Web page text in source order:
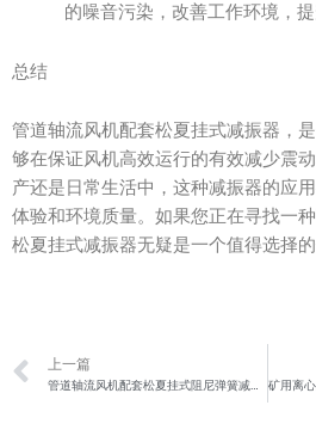
的噪音污染，改善工作环境，提
总结
管道轴流风机配套松夏挂式减振器，
够在保证风机高效运行的有效减少震
产还是日常生活中，这种减振器的应
体验和环境质量。如果您正在寻找一
松夏挂式减振器无疑是一个值得选择的
Prev
上一篇